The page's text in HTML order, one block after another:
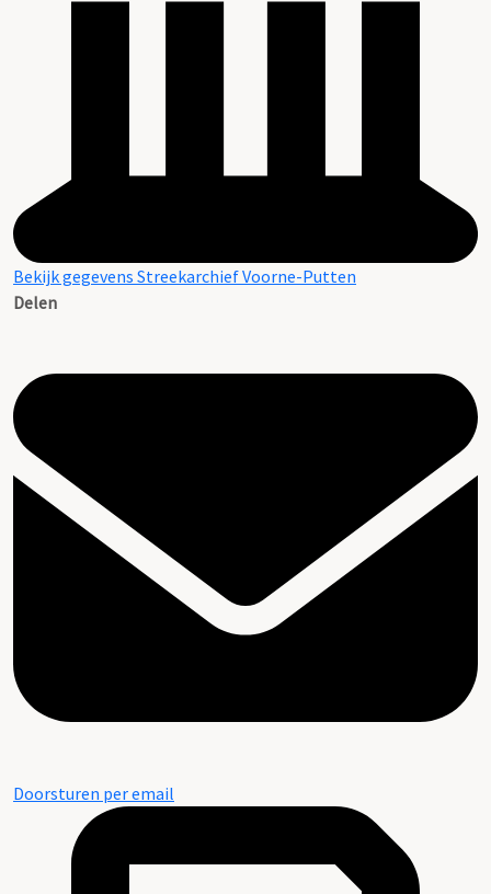
Bekijk gegevens Streekarchief Voorne-Putten
Delen
Doorsturen per email